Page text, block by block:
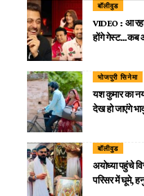
बॉलीवुड
VIDEO : आ
होंगे गेस्ट…कब
भोजपुरी सिनेमा
यश कुमार का
देख हो जाएंगे
बॉलीवुड
अयोध्या पहुंचे
परिसर में घूमे,